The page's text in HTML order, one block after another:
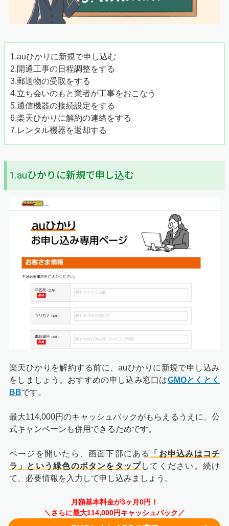
1.auひかりに新規で申し込む
2.開通工事の日程調整をする
3.郵送物の受取をする
4.立ち会いのもと業者が工事をおこなう
5.通信機器の接続設定をする
6.楽天ひかりに解約の連絡をする
7.レンタル機器を返却する
1.auひかりに新規で申し込む
楽天ひかりを解約する前に、auひかりに新規で申し込み
をしましょう。おすすめの申し込み窓口はGMOとくとく
BBです。
最大114,000円のキャッシュバックがもらえるうえに、公
式キャンペーンも併用できるためです。
ページを開いたら、画面下部にある
「お申込みはコチ
ラ」という緑色のボタンをタップしてください。続け
て、必要情報を入力して申し込みましょう。
月額基本料金が3ヶ月0円！
＼さらに最大114,000円キャッシュバック／